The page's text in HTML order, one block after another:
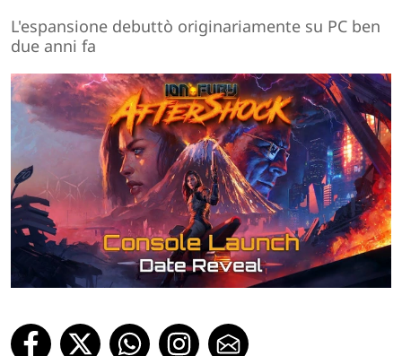
L'espansione debuttò originariamente su PC ben
due anni fa